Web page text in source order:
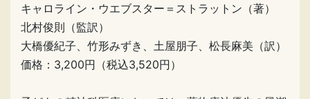
キャロライン・ウエブスター＝ストラットン（著）
北村俊則（監訳）
大橋優紀子、竹形みずき、土屋朋子、松長麻美（訳）
価格：3,200円（税込3,520円）